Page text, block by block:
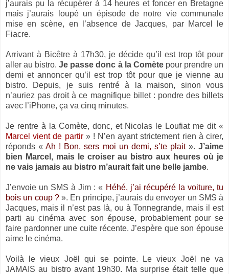
j’aurais pu la récupérer à 14 heures et foncer en Bretagne
mais j’aurais loupé un épisode de notre vie communale
mise en scène, en l’absence de Jacques, par Marcel le
Fiacre.
Arrivant à Bicêtre à 17h30, je décide qu’il est trop tôt pour
aller au bistro.Je passe donc à la Comètepour prendre un
demi et annoncer qu’il est trop tôt pour que je vienne au
bistro. Depuis, je suis rentré à la maison, sinon vous
n’auriez pas droit à ce magnifique billet : pondre des billets
avec l’iPhone, ça va cinq minutes.
Je rentre à la Comète, donc, et Nicolas le Loufiat me dit «
Marcel vient de partir » ! N’en ayant strictement rien à cirer,
réponds «Ah ! Bon, sers moi un demi, s’te plait ».J’aime
bien Marcel, mais le croiser au bistro aux heures où je
ne vais jamais au bistro m’aurait fait une belle jambe.
J’envoie un SMS à Jim : « Héhé, j’ai récupéré la voiture, tu
bois un coup ? ». En principe, j’aurais du envoyer un SMS à
Jacques, mais il n’est pas là, ou à Tonnegrande, mais il est
parti au cinéma avec son épouse, probablement pour se
faire pardonner une cuite récente. J’espère que son épouse
aime le cinéma.
Voilà le vieux Joël qui se pointe. Le vieux Joël ne va
JAMAIS au bistro avant 19h30. Ma surprise était telle que